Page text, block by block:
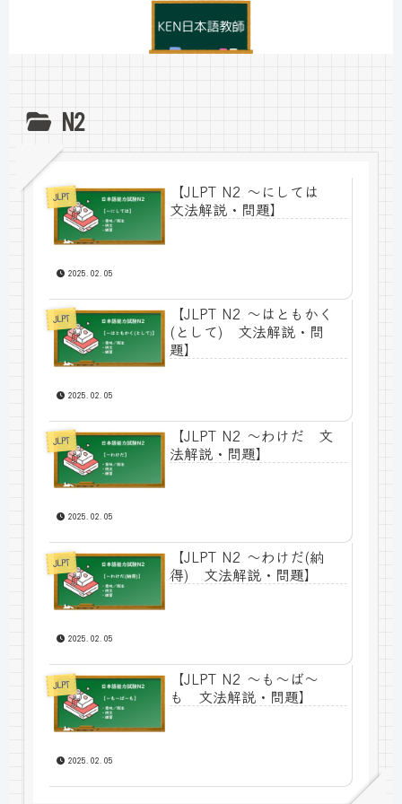
N2
JLPT
【JLPT N2 ～にしては
文法解説・問題】
2025.02.05
JLPT
【JLPT N2 ～はともかく
(として) 文法解説・問
題】
2025.02.05
JLPT
【JLPT N2 ～わけだ 文
法解説・問題】
2025.02.05
JLPT
【JLPT N2 ～わけだ(納
得) 文法解説・問題】
2025.02.05
JLPT
【JLPT N2 ～も～ば～
も 文法解説・問題】
2025.02.05